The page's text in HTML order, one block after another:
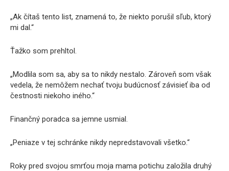
„Ak čítaš tento list, znamená to, že niekto porušil sľub, ktorý
mi dal.“
Ťažko som prehltol.
„Modlila som sa, aby sa to nikdy nestalo. Zároveň som však
vedela, že nemôžem nechať tvoju budúcnosť závisieť iba od
čestnosti niekoho iného.“
Finančný poradca sa jemne usmial.
„Peniaze v tej schránke nikdy nepredstavovali všetko.“
Roky pred svojou smrťou moja mama potichu založila druhý